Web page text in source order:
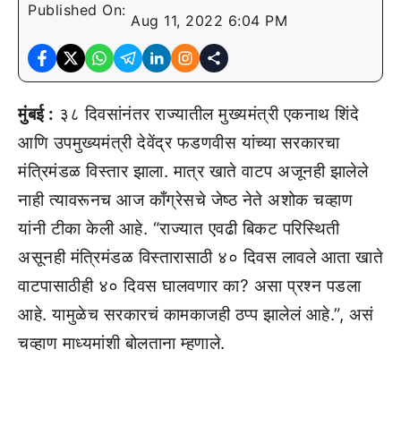
Published On:
Aug 11, 2022 6:04 PM
मुंबई : ३८ दिवसांनंतर राज्यातील मुख्यमंत्री एकनाथ शिंदे
आणि उपमुख्यमंत्री देवेंद्र फडणवीस यांच्या सरकारचा
मंत्रिमंडळ विस्तार झाला. मात्र खाते वाटप अजूनही झालेले
नाही त्यावरूनच आज काँग्रेसचे जेष्ठ नेते अशोक चव्हाण
यांनी टीका केली आहे. “राज्यात एवढी बिकट परिस्थिती
असूनही मंत्रिमंडळ विस्तारासाठी ४० दिवस लावले आता खाते
वाटपासाठीही ४० दिवस घालवणार का? असा प्रश्न पडला
आहे. यामुळेच सरकारचं कामकाजही ठप्प झालेलं आहे.”, असं
चव्हाण माध्यमांशी बोलताना म्हणाले.